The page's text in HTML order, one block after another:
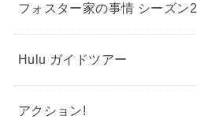
フォスター家の事情 シーズン2
Hulu ガイドツアー
アクション!